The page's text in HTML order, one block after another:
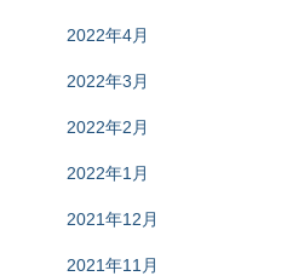
2022年4月
2022年3月
2022年2月
2022年1月
2021年12月
2021年11月